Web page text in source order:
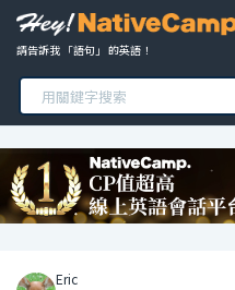
請告訴我 「語句」 的英語！
Eric